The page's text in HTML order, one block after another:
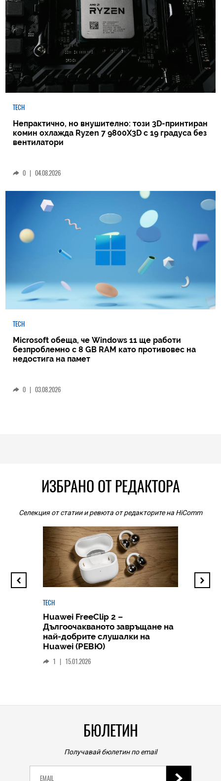
TECH
Непрактично, но внушително: този 3D-принтиран
комин охлажда Ryzen 7 9800X3D с 19 градуса без
вентилатори
0 | 04.08.2026
TECH
Microsoft обеща, че Windows 11 ще работи
безпроблемно с 8 GB RAM като противовес на
недостига на памет
0 | 03.08.2026
ИЗБРАНО ОТ РЕДАКТОРА
Селекция от статии и ревюта от редакторите на HiComm
TECH
Huawei FreeClip 2 –
Дългоочакваното завръщане на
най-добрите слушалки на
Huawei (РЕВЮ)
1 15.01.2026
БЮЛЕТИН
Получавай бюлетин по email